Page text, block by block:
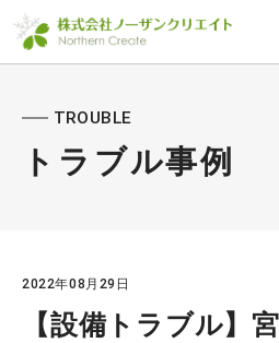
TROUBLE
トラブル事例
2022年08月29日
【設備トラブル】